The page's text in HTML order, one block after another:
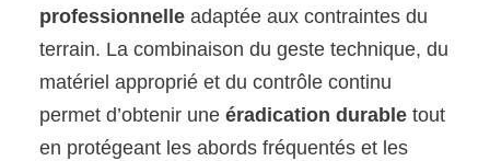
professionnelle adaptée aux contraintes du
terrain. La combinaison du geste technique, du
matériel approprié et du contrôle continu
permet d’obtenir uneéradication durable tout
en protégeant les abords fréquentés et les